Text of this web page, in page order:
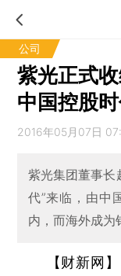
公司
紫光正式
中国控股
2016年05月07日
紫光集团董事长
代”来临，由中
内，而海外成为
【财新网